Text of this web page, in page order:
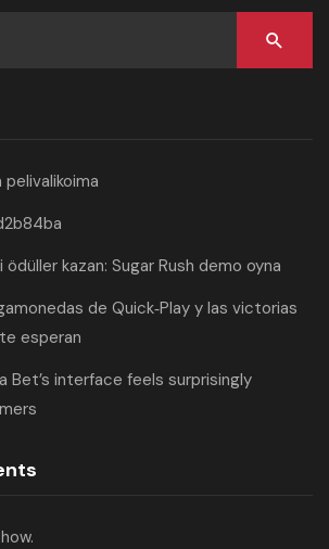
pelivalikoima
kazan: Sugar Rush demo oyna
de Quick‑Play y las victorias
esperan
Bet’s interface feels surprisingly